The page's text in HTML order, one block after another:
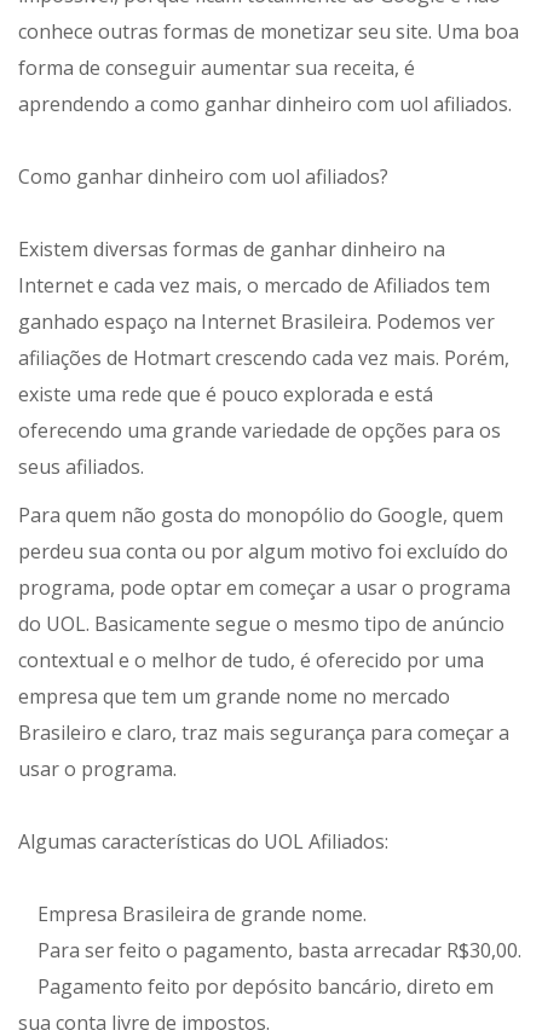
conhece outras formas de monetizar seu site. Uma boa
forma de conseguir aumentar sua receita, é
aprendendo a como ganhar dinheiro com uol afiliados.
Como ganhar dinheiro com uol afiliados?
Existem diversas formas de ganhar dinheiro na
Internet e cada vez mais, o mercado de Afiliados tem
ganhado espaço na Internet Brasileira. Podemos ver
afiliações de Hotmart crescendo cada vez mais. Porém,
existe uma rede que é pouco explorada e está
oferecendo uma grande variedade de opções para os
seus afiliados.
Para quem não gosta do monopólio do Google, quem
perdeu sua conta ou por algum motivo foi excluído do
programa, pode optar em começar a usar o programa
do UOL. Basicamente segue o mesmo tipo de anúncio
contextual e o melhor de tudo, é oferecido por uma
empresa que tem um grande nome no mercado
Brasileiro e claro, traz mais segurança para começar a
usar o programa.
Algumas características do UOL Afiliados:
Empresa Brasileira de grande nome.
Para ser feito o pagamento, basta arrecadar R$30,00.
Pagamento feito por depósito bancário, direto em
sua conta livre de impostos.